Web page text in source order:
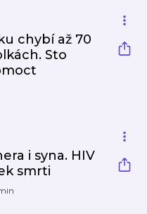
chybí až 70
Sto
i syna. HIV
smrti